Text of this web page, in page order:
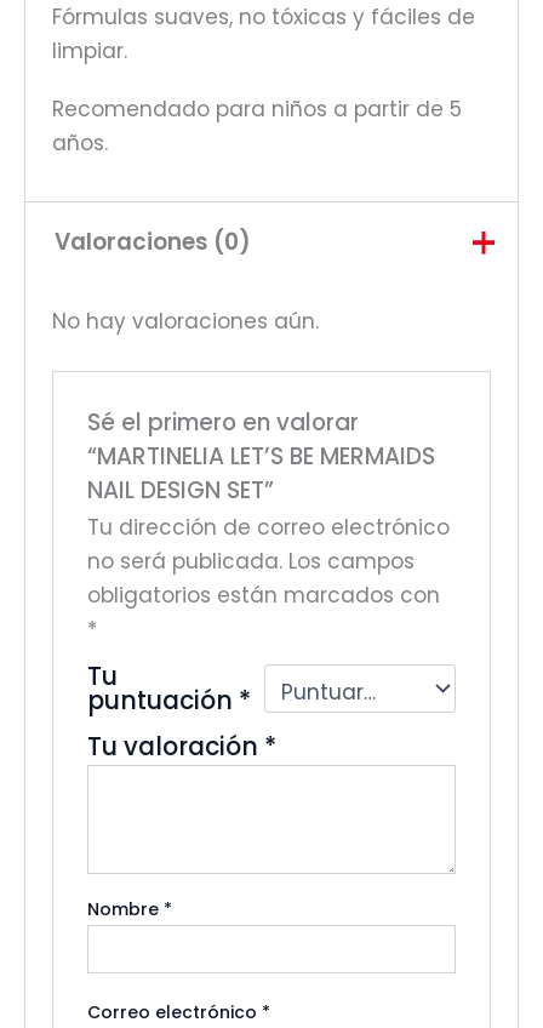
Fórmulas suaves, no tóxicas y fáciles de
limpiar.
Recomendado para niños a partir de 5
años.
Valoraciones (0)
No hay valoraciones aún.
Sé el primero en valorar
“MARTINELIA LET’S BE MERMAIDS
NAIL DESIGN SET”
Tu dirección de correo electrónico
no será publicada. Los campos
obligatorios están marcados con
*
Tu
puntuación *
Tu valoración *
Nombre *
Correo electrónico *